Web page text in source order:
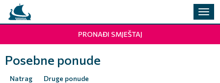
PRONAĐI SMJEŠTAJ
Posebne ponude
Natrag Druge ponude